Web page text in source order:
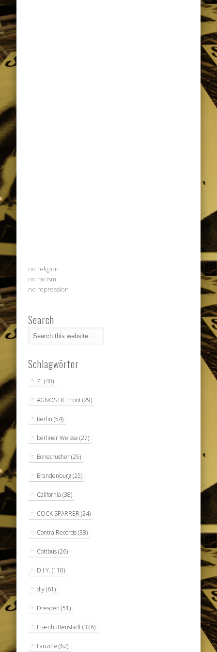
no religion
no racism
no repression
Search
Schlagwörter
7" (40)
AGNOSTIC Front(29)
Berlin (54)
berliner Weisse (27)
Bonecrusher(25)
Brandenburg(25)
California (38)
COCK SPARRER (24)
Contra Records(38)
Cottbus(26)
D.I.Y. (110)
diy(61)
Dresden (51)
Eisenhüttenstadt(326)
Fanzine (62)